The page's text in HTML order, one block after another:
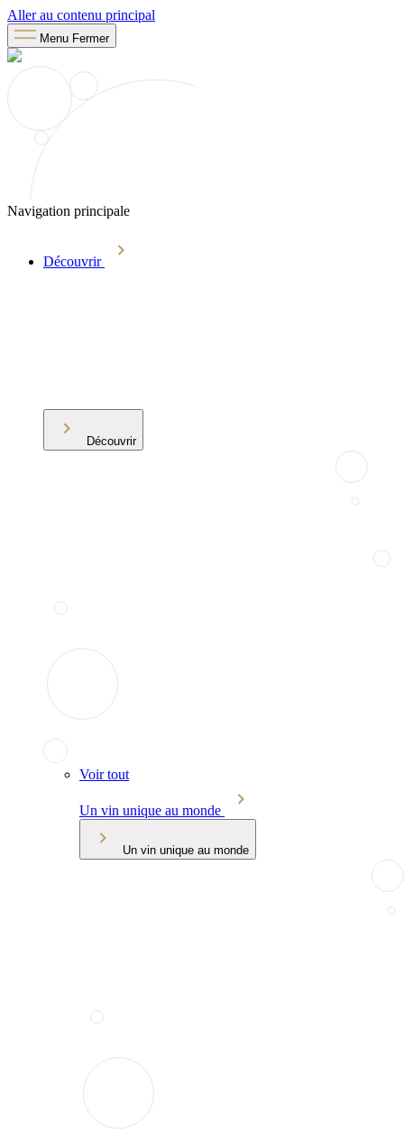
Aller au contenu principal
Menu Fermer
Navigation principale
Découvrir
Découvrir
Voir tout
Un vin unique au monde
Un vin unique au monde